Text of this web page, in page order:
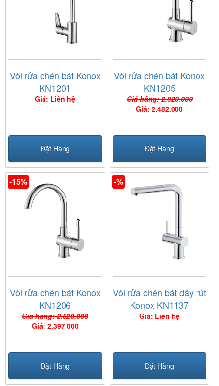
Vòi rửa chén bát Konox
KN1201
Giá: Liên hệ
Đặt Hàng
Vòi rửa chén bát Konox
KN1205
Giá hãng: 2.920.000
Giá: 2.482.000
Đặt Hàng
-15%
Vòi rửa chén bát Konox
KN1206
Giá hãng: 2.820.000
Giá: 2.397.000
Đặt Hàng
-%
Vòi rửa chén bát dây rút
Konox KN1137
Giá: Liên hệ
Đặt Hàng